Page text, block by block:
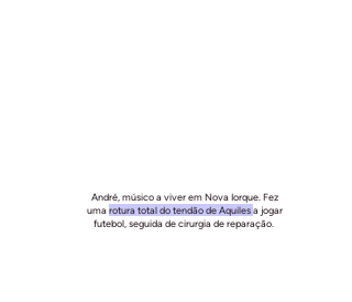
André, músico a viver em Nova Iorque. Fez
umarotura total do tendão de Aquilesa jogar
futebol, seguida de cirurgia de reparação.